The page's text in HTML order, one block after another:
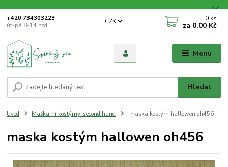
Menu
CZK
Hledat
+420 734303223
út-pá 8-14 hod
0 ks
za 0,00 Kč
Úvod Maškarní kostýmy-second hand maska kostým hallowen oh456
maska kostým hallowen oh456